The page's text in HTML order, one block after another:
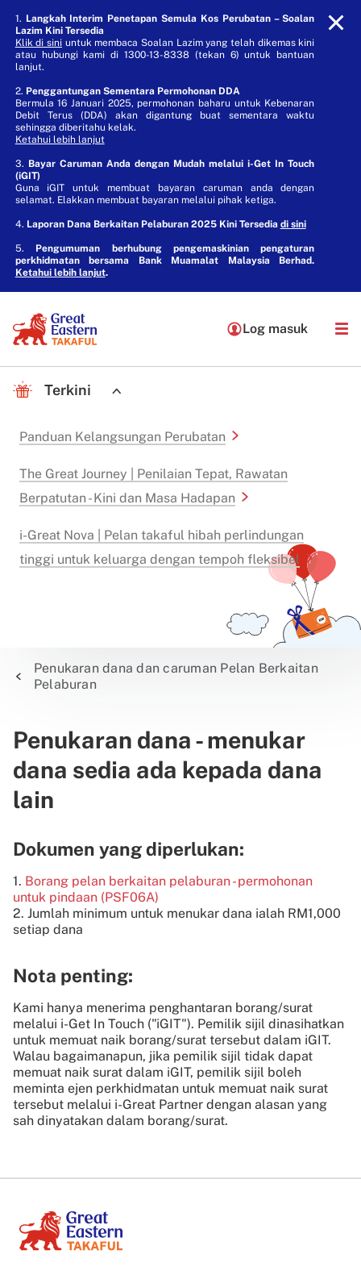
1. Langkah Interim Penetapan Semula Kos Perubatan – Soalan
Lazim Kini Tersedia
Klik di sini untuk membaca Soalan Lazim yang telah dikemas kini
atau hubungi kami di 1300-13-8338 (tekan 6) untuk bantuan
lanjut.
2. Penggantungan Sementara Permohonan DDA
Bermula 16 Januari 2025, permohonan baharu untuk Kebenaran
Debit Terus (DDA) akan digantung buat sementara waktu
sehingga diberitahu kelak.
Ketahui lebih lanjut
3. Bayar Caruman Anda dengan Mudah melalui i-Get In Touch
(iGIT)
Guna iGIT untuk membuat bayaran caruman anda dengan
selamat. Elakkan membuat bayaran melalui pihak ketiga.
4. Laporan Dana Berkaitan Pelaburan 2025 Kini Tersedia di sini
5. Pengumuman berhubung pengemaskinian pengaturan
perkhidmatan bersama Bank Muamalat Malaysia Berhad.
Ketahui lebih lanjut.
Log masuk
Terkini
Panduan Kelangsungan Perubatan
The Great Journey | Penilaian Tepat, Rawatan
Berpatutan - Kini dan Masa Hadapan
i-Great Nova | Pelan takaful hibah perlindungan
tinggi untuk keluarga dengan tempoh fleksibel
Penukaran dana dan caruman Pelan Berkaitan
Pelaburan
Penukaran dana - menukar
dana sedia ada kepada dana
lain
Dokumen yang diperlukan:
1. Borang pelan berkaitan pelaburan - permohonan
untuk pindaan (PSF06A)
2. Jumlah minimum untuk menukar dana ialah RM1,000
setiap dana
Nota penting:
Kami hanya menerima penghantaran borang/surat
melalui i-Get In Touch ("iGIT"). Pemilik sijil dinasihatkan
untuk memuat naik borang/surat tersebut dalam iGIT.
Walau bagaimanapun, jika pemilik sijil tidak dapat
memuat naik surat dalam iGIT, pemilik sijil boleh
meminta ejen perkhidmatan untuk memuat naik surat
tersebut melalui i-Great Partner dengan alasan yang
sah dinyatakan dalam borang/surat.